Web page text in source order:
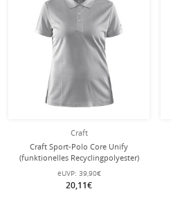
Craft
Craft Sport-Polo Core Unify
(funktionelles Recyclingpolyester)
hellgrau Damen
eUVP: 39,90€
20,11€